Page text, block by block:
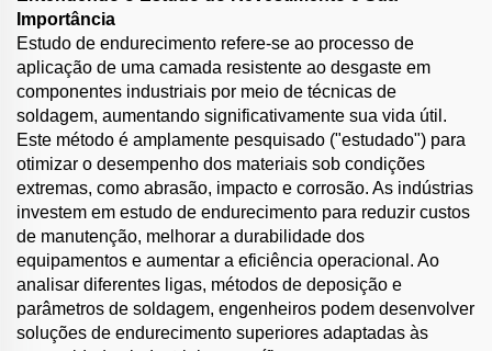
Importância
Estudo de endurecimento refere-se ao processo de
aplicação de uma camada resistente ao desgaste em
componentes industriais por meio de técnicas de
soldagem, aumentando significativamente sua vida útil.
Este método é amplamente pesquisado ("estudado") para
otimizar o desempenho dos materiais sob condições
extremas, como abrasão, impacto e corrosão. As indústrias
investem em estudo de endurecimento para reduzir custos
de manutenção, melhorar a durabilidade dos
equipamentos e aumentar a eficiência operacional. Ao
analisar diferentes ligas, métodos de deposição e
parâmetros de soldagem, engenheiros podem desenvolver
soluções de endurecimento superiores adaptadas às